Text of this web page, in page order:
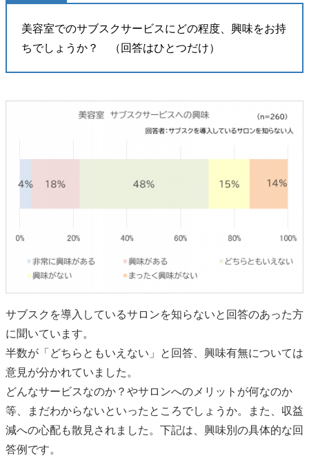
美容室でのサブスクサービスにどの程度、興味をお持
ちでしょうか？ （回答はひとつだけ）
サブスクを導入しているサロンを知らないと回答のあった方
に聞いています。
半数が「どちらともいえない」と回答、興味有無については
意見が分かれていました。
どんなサービスなのか？やサロンへのメリットが何なのか
等、まだわからないといったところでしょうか。また、収益
減への心配も散見されました。下記は、興味別の具体的な回
答例です。